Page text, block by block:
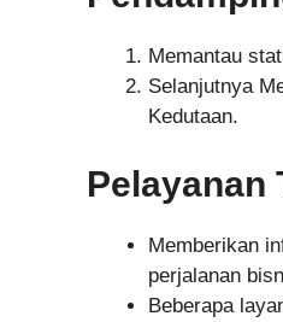
Memantau
Selanjutnya
Kedutaan.
Pelayanan
Memberikan
perjalanan
Beberapa